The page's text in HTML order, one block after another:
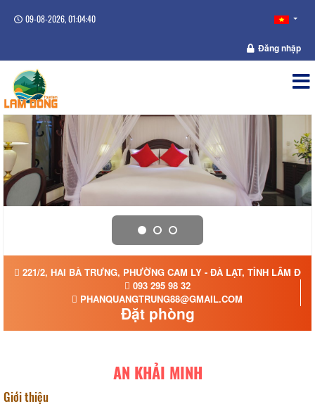
09-08-2026, 01:04:41
Đăng nhập
221/2, HAI BÀ TRƯNG, PHƯỜNG CAM LY - ĐÀ LẠT, TỈNH LÂM
093 295 98 32
PHANQUANGTRUNG88@GMAIL.COM
Đặt phòng
AN KHẢI MINH
Giới thiệu